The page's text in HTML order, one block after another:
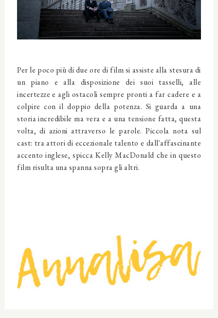
Per le poco più di due ore di film si assiste alla stesura di
un piano e alla disposizione dei suoi tasselli, alle
incertezze e agli ostacoli sempre pronti a far cadere e a
colpire con il doppio della potenza. Si guarda a una
storia incredibile ma vera e a una tensione fatta, questa
volta, di azioni attraverso le parole. Piccola nota sul
cast: tra attori di eccezionale talento e dall'affascinante
accento inglese, spicca Kelly MacDonald che in questo
film risulta una spanna sopra gli altri.